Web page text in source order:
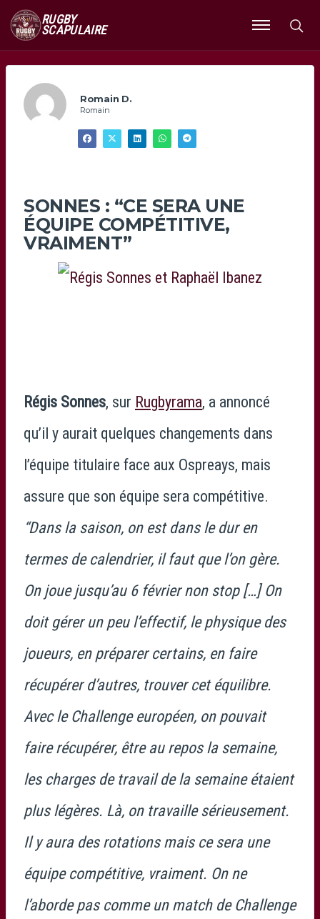
RUGBY
SCAPULAIRE
Ouvrir
le
Romain D.
Romain
SONNES : “CE SERA UNE
ÉQUIPE COMPÉTITIVE,
VRAIMENT”
Régis Sonnes, sur Rugbyrama, a annoncé
qu’il y aurait quelques changements dans
l’équipe titulaire face aux Ospreays, mais
assure que son équipe sera compétitive.
“Dans la saison, on est dans le dur en
termes de calendrier, il faut que l’on gère.
On joue jusqu’au 6 février non stop […] On
doit gérer un peu l’effectif, le physique des
joueurs, en préparer certains, en faire
récupérer d’autres, trouver cet équilibre.
Avec le Challenge européen, on pouvait
faire récupérer, être au repos la semaine,
les charges de travail de la semaine étaient
plus légères. Là, on travaille sérieusement.
Il y aura des rotations mais ce sera une
équipe compétitive, vraiment. On ne
l’aborde pas comme un match de Challenge